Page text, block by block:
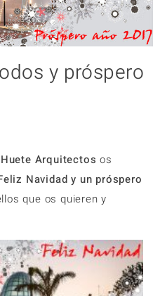
y próspero
Huete Arquitectosos
Navidad y un próspero
que os quieren y